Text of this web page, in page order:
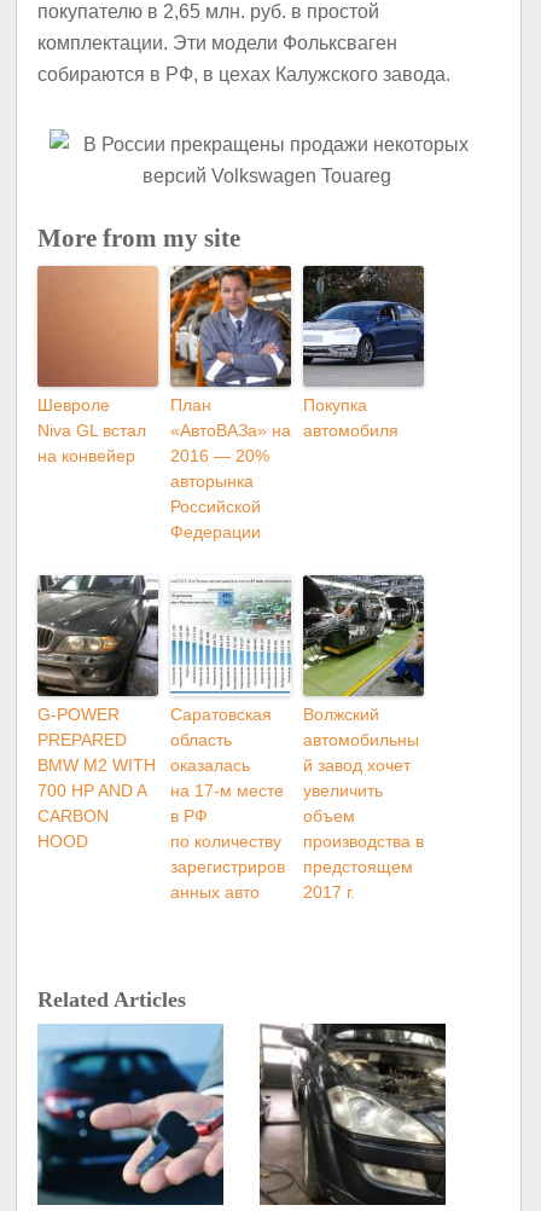
покупателю в 2,65 млн. руб. в простой
комплектации. Эти модели Фольксваген
собираются в РФ, в цехах Калужского завода.
More from my site
Шевроле
Niva GL встал
на конвейер
План
«АвтоВАЗа» на
2016 — 20%
авторынка
Российской
Федерации
Покупка
автомобиля
G-POWER
PREPARED
BMW M2 WITH
700 HP AND A
CARBON
HOOD
Саратовская
область
оказалась
на 17-м месте
в РФ
по количеству
зарегистриров
анных авто
Волжский
автомобильны
й завод хочет
увеличить
объем
производства в
предстоящем
2017 г.
Related Articles